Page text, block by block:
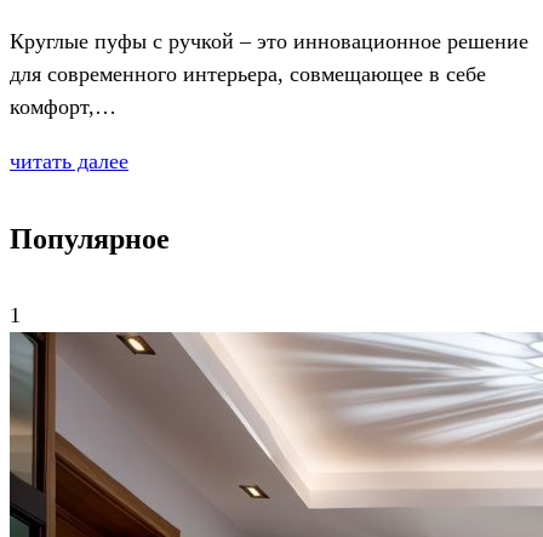
Круглые пуфы с ручкой – это инновационное решение
для современного интерьера, совмещающее в себе
комфорт,…
читать далее
Популярное
1